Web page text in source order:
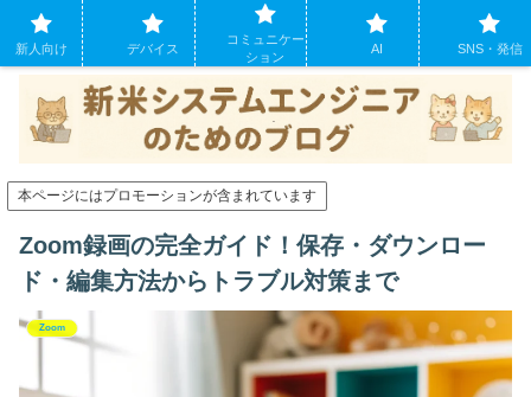
システムエンジニアになったばかりの方のために。現場でよくあるパソコンの
トラブルも
本ページにはプロモーションが含まれています
Zoom録画の完全ガイド！保存・ダウンロー
ド・編集方法からトラブル対策まで
Zoom
新人向け デバイス
コミュニケー
ション
AI SNS・発信